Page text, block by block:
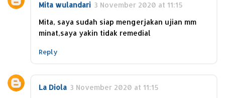
Mita wulandari 3 November 2020 at 11:15
Mita, saya sudah siap mengerjakan ujian mm
minat,saya yakin tidak remedial
Reply
La Diola 3 November 2020 at 11:15